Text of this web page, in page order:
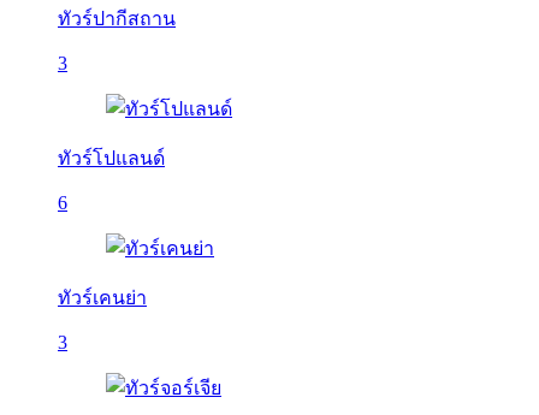
ทัวร์ปากีสถาน
3
ทัวร์โปแลนด์
6
ทัวร์เคนย่า
3